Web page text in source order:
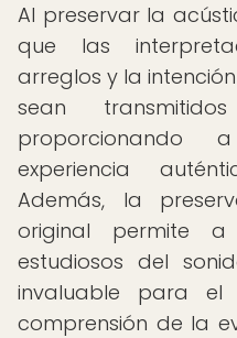
Al preservar la
que las
arreglos y la
sean
experiencia
Además, la
original permite
estudiosos del
invaluable para el
comprensión de la